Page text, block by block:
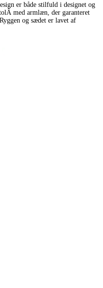
er både stilfuld i designet og
med armlæn, der garanteret
og sædet er lavet af